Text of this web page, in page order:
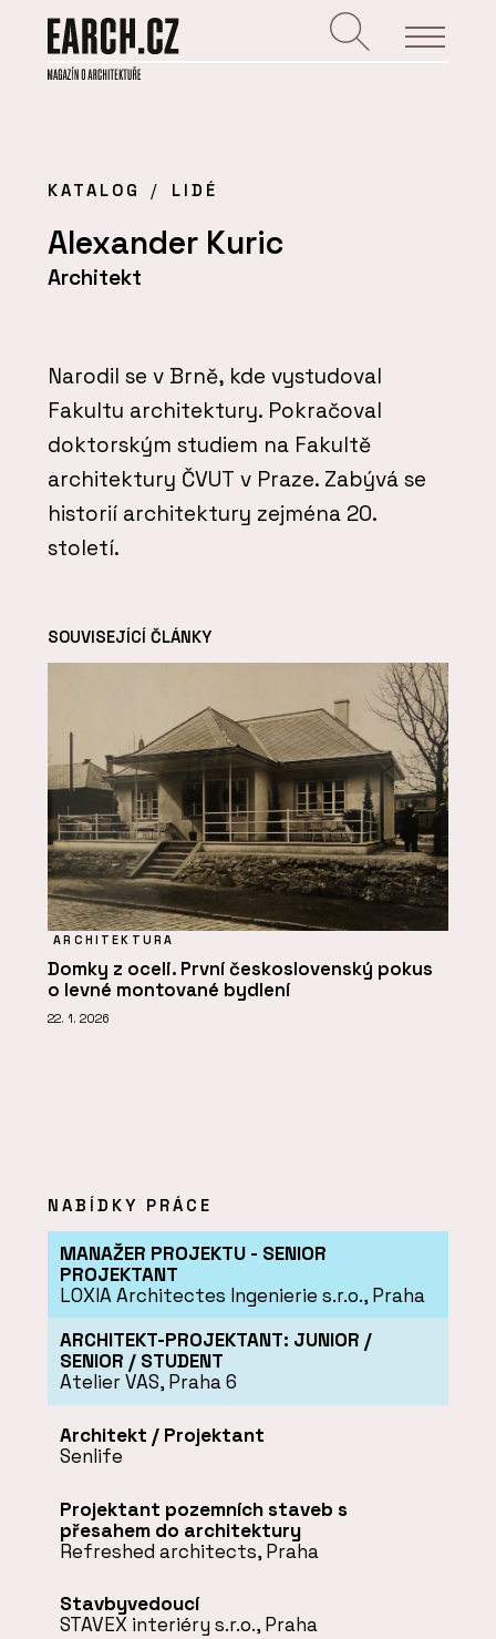
KATALOG LIDÉ
Alexander Kuric
Architekt
Narodil se v Brně, kde vystudoval
Fakultu architektury. Pokračoval
doktorským studiem na Fakultě
architektury ČVUT v Praze. Zabývá se
historií architektury zejména 20.
století.
SOUVISEJÍCÍ ČLÁNKY
ARCHITEKTURA
Domky z oceli. První československý pokus
o levné montované bydlení
22. 1. 2026
NABÍDKY PRÁCE
MANAŽER PROJEKTU - SENIOR
PROJEKTANT
LOXIA Architectes Ingenierie s.r.o., Praha
ARCHITEKT-PROJEKTANT: JUNIOR /
SENIOR / STUDENT
Atelier VAS, Praha 6
Architekt / Projektant
Senlife
Projektant pozemních staveb s
přesahem do architektury
Refreshed architects, Praha
Stavbyvedoucí
STAVEX interiéry s.r.o., Praha